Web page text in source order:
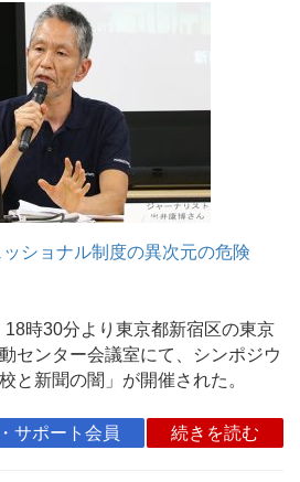
ショナル制度の異次元の危険
時30分より東京都新宿区の東京
センター会議室にて、シンポジウ
と新聞の闇」が開催された。
サポート会員 続きを読む